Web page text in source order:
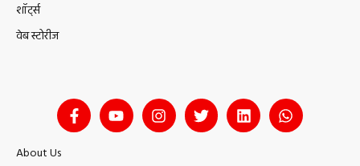
शॉर्ट्स
वेब स्टोरीज
About Us